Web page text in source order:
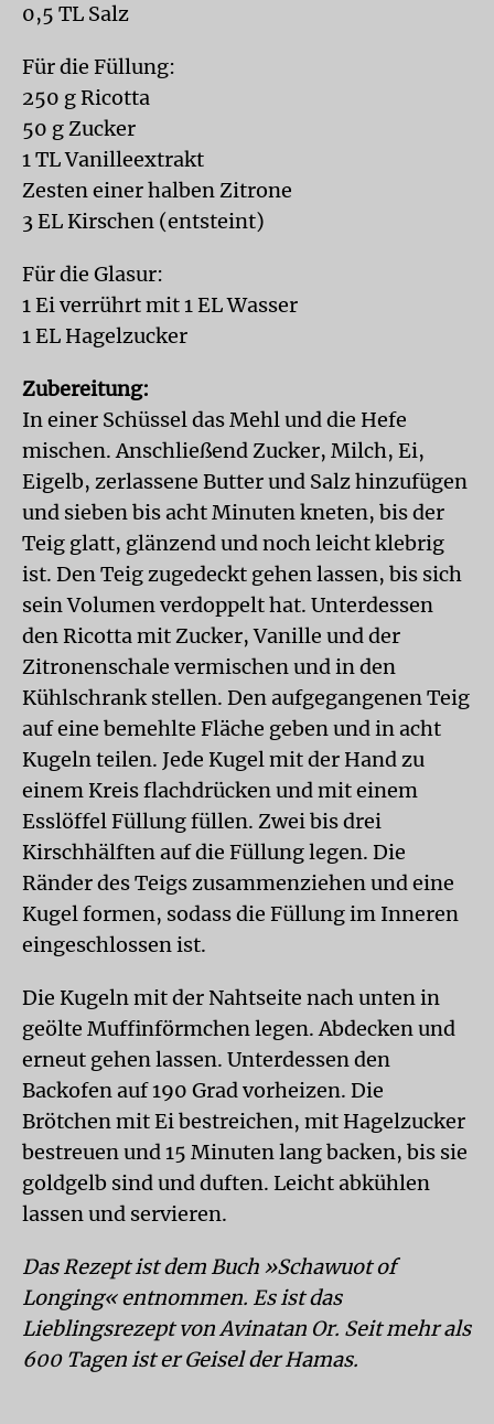
0,5 TL Salz
Für die Füllung:
250 g Ricotta
50 g Zucker
1 TL Vanilleextrakt
Zesten einer halben Zitrone
3 EL Kirschen (entsteint)
Für die Glasur:
1 Ei verrührt mit 1 EL Wasser
1 EL Hagelzucker
Zubereitung:
In einer Schüssel das Mehl und die Hefe
mischen. Anschließend Zucker, Milch, Ei,
Eigelb, zerlassene Butter und Salz hinzufügen
und sieben bis acht Minuten kneten, bis der
Teig glatt, glänzend und noch leicht klebrig
ist. Den Teig zugedeckt gehen lassen, bis sich
sein Volumen verdoppelt hat. Unterdessen
den Ricotta mit Zucker, Vanille und der
Zitronenschale vermischen und in den
Kühlschrank stellen. Den aufgegangenen Teig
auf eine bemehlte Fläche geben und in acht
Kugeln teilen. Jede Kugel mit der Hand zu
einem Kreis flachdrücken und mit einem
Esslöffel Füllung füllen. Zwei bis drei
Kirschhälften auf die Füllung legen. Die
Ränder des Teigs zusammenziehen und eine
Kugel formen, sodass die Füllung im Inneren
eingeschlossen ist.
Die Kugeln mit der Nahtseite nach unten in
geölte Muffinförmchen legen. Abdecken und
erneut gehen lassen. Unterdessen den
Backofen auf 190 Grad vorheizen. Die
Brötchen mit Ei bestreichen, mit Hagelzucker
bestreuen und 15 Minuten lang backen, bis sie
goldgelb sind und duften. Leicht abkühlen
lassen und servieren.
Das Rezept ist dem Buch »Schawuot of
Longing« entnommen. Es ist das
Lieblingsrezept von Avinatan Or. Seit mehr als
600 Tagen ist er Geisel der Hamas.